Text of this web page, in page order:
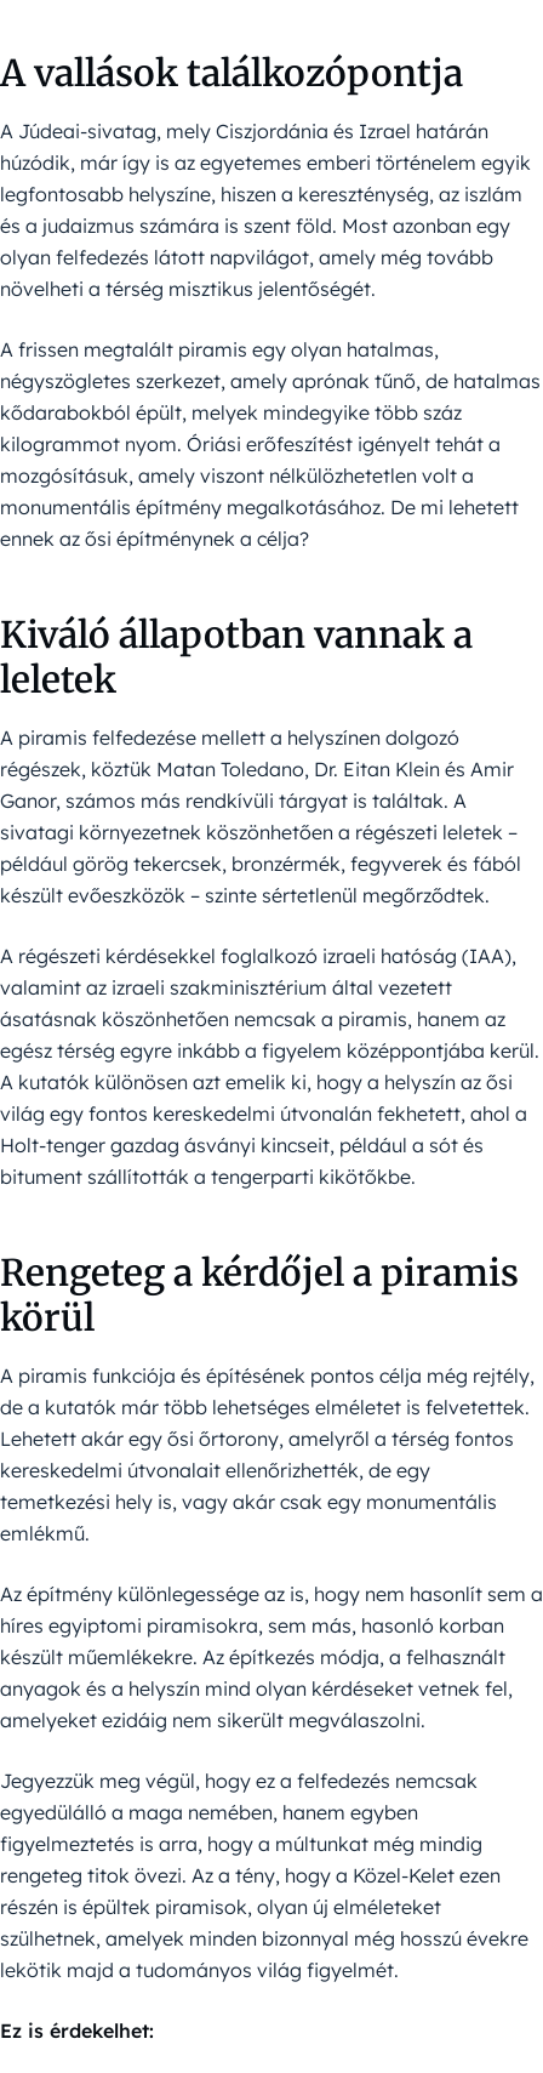
A vallások találkozópontja
A Júdeai-sivatag, mely Ciszjordánia és Izrael határán
húzódik, már így is az egyetemes emberi történelem egyik
legfontosabb helyszíne, hiszen a kereszténység, az iszlám
és a judaizmus számára is szent föld. Most azonban egy
olyan felfedezés látott napvilágot, amely még tovább
növelheti a térség misztikus jelentőségét.
A frissen megtalált piramis egy olyan hatalmas,
négyszögletes szerkezet, amely aprónak tűnő, de hatalmas
kődarabokból épült, melyek mindegyike több száz
kilogrammot nyom. Óriási erőfeszítést igényelt tehát a
mozgósításuk, amely viszont nélkülözhetetlen volt a
monumentális építmény megalkotásához. De mi lehetett
ennek az ősi építménynek a célja?
Kiváló állapotban vannak a
leletek
A piramis felfedezése mellett a helyszínen dolgozó
régészek, köztük Matan Toledano, Dr. Eitan Klein és Amir
Ganor, számos más rendkívüli tárgyat is találtak. A
sivatagi környezetnek köszönhetően a régészeti leletek –
például görög tekercsek, bronzérmék, fegyverek és fából
készült evőeszközök – szinte sértetlenül megőrződtek.
A régészeti kérdésekkel foglalkozó izraeli hatóság (IAA),
valamint az izraeli szakminisztérium által vezetett
ásatásnak köszönhetően nemcsak a piramis, hanem az
egész térség egyre inkább a figyelem középpontjába kerül.
A kutatók különösen azt emelik ki, hogy a helyszín az ősi
világ egy fontos kereskedelmi útvonalán fekhetett, ahol a
Holt-tenger gazdag ásványi kincseit, például a sót és
bitument szállították a tengerparti kikötőkbe.
Rengeteg a kérdőjel a piramis
körül
A piramis funkciója és építésének pontos célja még rejtély,
de a kutatók már több lehetséges elméletet is felvetettek.
Lehetett akár egy ősi őrtorony, amelyről a térség fontos
kereskedelmi útvonalait ellenőrizhették, de egy
temetkezési hely is, vagy akár csak egy monumentális
emlékmű.
Az építmény különlegessége az is, hogy nem hasonlít sem a
híres egyiptomi piramisokra, sem más, hasonló korban
készült műemlékekre. Az építkezés módja, a felhasznált
anyagok és a helyszín mind olyan kérdéseket vetnek fel,
amelyeket ezidáig nem sikerült megválaszolni.
Jegyezzük meg végül, hogy ez a felfedezés nemcsak
egyedülálló a maga nemében, hanem egyben
figyelmeztetés is arra, hogy a múltunkat még mindig
rengeteg titok övezi. Az a tény, hogy a Közel-Kelet ezen
részén is épültek piramisok, olyan új elméleteket
szülhetnek, amelyek minden bizonnyal még hosszú évekre
lekötik majd a tudományos világ figyelmét.
Ez is érdekelhet: